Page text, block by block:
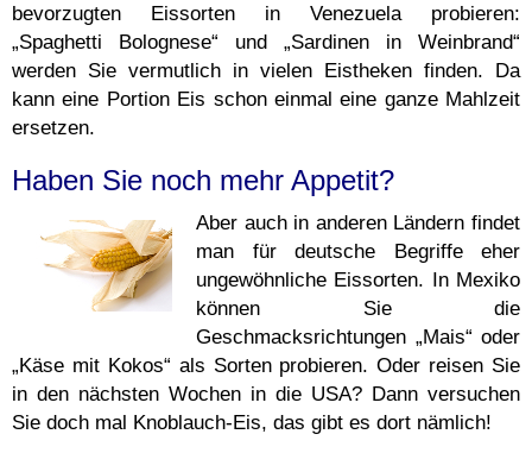
bevorzugten Eissorten in Venezuela probieren:
„Spaghetti Bolognese“ und „Sardinen in Weinbrand“
werden Sie vermutlich in vielen Eistheken finden. Da
kann eine Portion Eis schon einmal eine ganze Mahlzeit
ersetzen.
Haben Sie noch mehr Appetit?
Aber auch in anderen Ländern findet
man für deutsche Begriffe eher
ungewöhnliche Eissorten. In Mexiko
können Sie die
Geschmacksrichtungen „Mais“ oder
„Käse mit Kokos“ als Sorten probieren. Oder reisen Sie
in den nächsten Wochen in die USA? Dann versuchen
Sie doch mal Knoblauch-Eis, das gibt es dort nämlich!